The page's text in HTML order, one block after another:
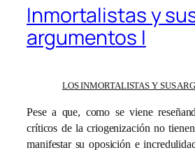
Inmortalistas y
argumentos I
LOS INMORTALISTAS Y SUS
Pese a que, como se viene
críticos de la criogenización no
manifestar su oposición e